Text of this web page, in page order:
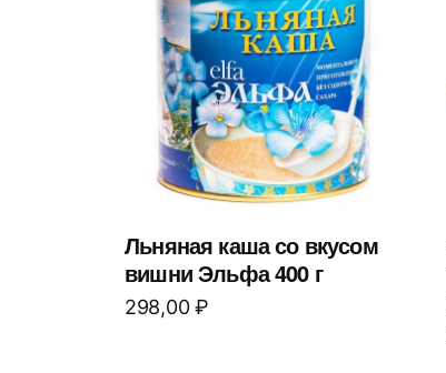
Льняная каша со вкусом
вишни Эльфа 400 г
298,00₽